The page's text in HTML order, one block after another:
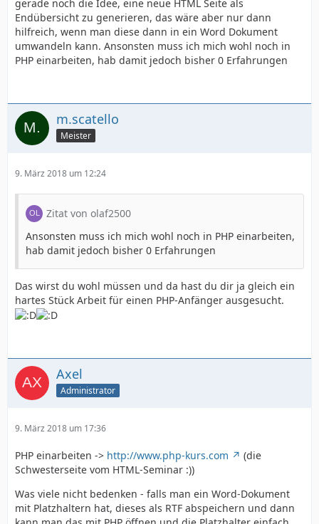
gerade noch die Idee, eine neue HTML Seite als
Endübersicht zu generieren, das wäre aber nur dann
hilfreich, wenn man diese dann in ein Word Dokument
umwandeln kann. Ansonsten muss ich mich wohl noch in
PHP einarbeiten, hab damit jedoch bisher 0 Erfahrungen
m.scatello
Meister
9. März 2018 um 12:24
Zitat von olaf2500
Ansonsten muss ich mich wohl noch in PHP einarbeiten,
hab damit jedoch bisher 0 Erfahrungen
Das wirst du wohl müssen und da hast du dir ja gleich ein
hartes Stück Arbeit für einen PHP-Anfänger ausgesucht.
Axel
Administrator
9. März 2018 um 17:36
PHP einarbeiten -> http://www.php-kurs.com
(die
Schwesterseite vom HTML-Seminar :))
Was viele nicht bedenken - falls man ein Word-Dokument
mit Platzhaltern hat, dieses als RTF abspeichern und dann